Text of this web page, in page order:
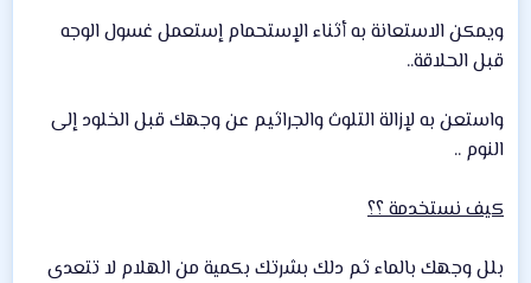
ويمكن الاستعانة به أثناء الإستحمام إستعمل غسول الوجه
قبل الحلاقة..
واستعن به لإزالة التلوث والجراثيم عن وجهك قبل الخلود إلى
النوم ..
كيف نستخدمة ؟؟
بلل وجهك بالماء ثم دلك بشرتك بكمية من الهلام لا تتعدى